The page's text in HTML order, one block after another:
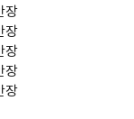
장
장
장
장
장